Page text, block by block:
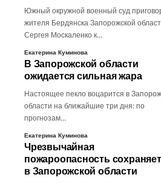
Южный окружной военный суд
жителя Бердянска Запорожской
Сергея Москаленко к…
Екатерина Куминова
В Запорожской области
ожидается сильная жара
Настоящее пекло воцарится в
области на ближайшие три дня: по
прогнозам…
Екатерина Куминова
Чрезвычайная
пожароопасность
в Запорожской области